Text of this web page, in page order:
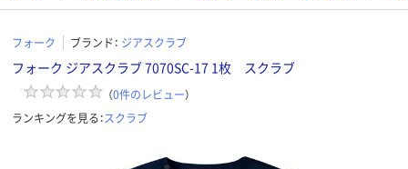
フォーク ブランド： ジアスクラブ
フォーク ジアスクラブ 7070SC-17 1枚 スクラブ
（0件のレビュー）
ランキングを見る：スクラブ